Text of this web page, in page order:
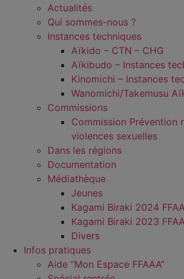
Actualités
Qui sommes-nous ?
Instances techniques
Aïkido – CTN – CHG
Aïkibudo – Instances
Kinomichi – Instances
Wanomichi/Takemusu
Commissions
Commission Prévention
violences sexuelles
Dans les régions
Documentation
Médiathèque
Jeunes
Kagami Biraki 2024
Kagami Biraki 2023
Divers
Infos pratiques
Aide “Mon Espace FFAAA”